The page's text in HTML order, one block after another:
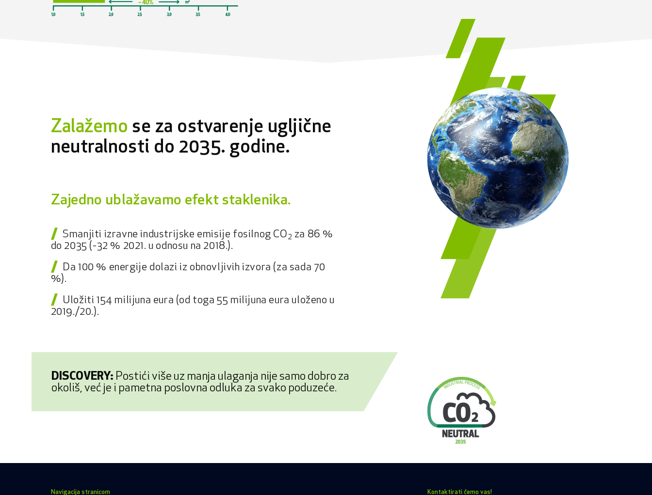
Zalažemo se za ostvarenje ugljične
neutralnosti do 2035. godine.
Zajedno ublažavamo efekt staklenika.
Smanjiti izravne industrijske emisije fosilnog CO2 za 86 %
do 2035 (-32 % 2021. u odnosu na 2018.).
Da 100 % energije dolazi iz obnovljivih izvora (za sada 70
%).
Uložiti 154 milijuna eura (od toga 55 milijuna eura uloženo u
2019./20.).
DISCOVERY: Postići više uz manja ulaganja nije samo dobro za
okoliš, već je i pametna poslovna odluka za svako poduzeće.
Navigacija stranicom Kontaktirati ćemo vas!